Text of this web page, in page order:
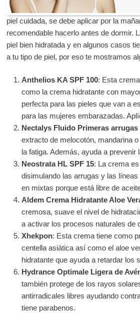
piel cuidada, se debe aplicar por la
recomendable hacerlo antes de dormir.
piel bien hidratada y en algunos casos
a tu tipo de piel, por eso te mostramos
Anthelios KA SPF 100: Esta
como la crema hidratante con
perfecta para las pieles que van a
para las mujeres embarazadas.
Nectalys Fluido Primeras arrugas
extracto de melocotón, mandarina
la fatiga. Además, ayuda a
Neostrata HL SPF 15: La crema
disimulando las arrugas y las
en mixtas porque está libre de
Aldem Crema Hidratante Aloe
cremosa, suave el nivel de
a activar los procesos naturales de
Xhekpon: Esta crema tiene como
centella asiática así como el aloe
hidratante que ayuda a retardar los
Hydrance Optimale Ligera de
también protege de los rayos
antirradicales libres ayudando
tiene parabenos.